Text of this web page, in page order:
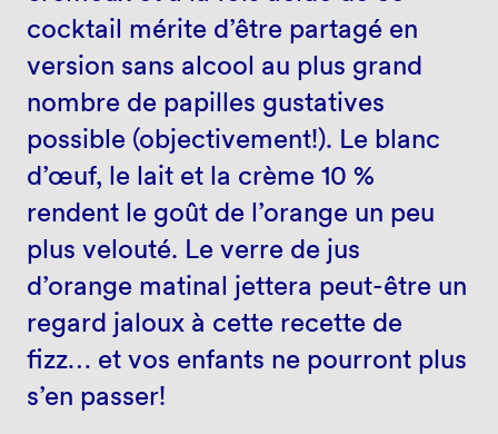
cocktail mérite d’être partagé en
version sans alcool au plus grand
nombre de papilles gustatives
possible (objectivement!). Le blanc
d’œuf, le lait et la crème 10 %
rendent le goût de l’orange un peu
plus velouté. Le verre de jus
d’orange matinal jettera peut-être un
regard jaloux à cette recette de
fizz… et vos enfants ne pourront plus
s’en passer!